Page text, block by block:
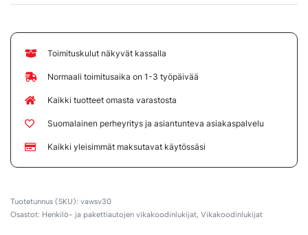
Toimituskulut näkyvät kassalla
Normaali toimitusaika on 1-3 työpäivää
Kaikki tuotteet omasta varastosta
Suomalainen perheyritys ja asiantunteva asiakaspalvelu
Kaikki yleisimmät maksutavat käytössäsi
vawsv30
Osastot: Henkilö- ja pakettiautojen vikakoodinlukijat, Vikakoodinlukijat